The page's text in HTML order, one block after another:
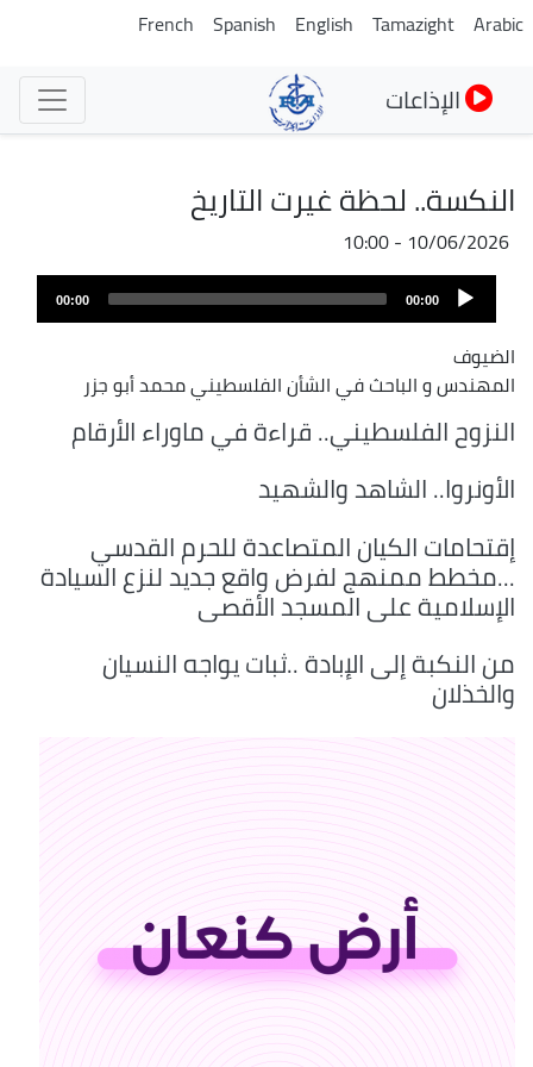
تجاوز
Arabic
Tamazight
English
Spanish
French
الإذاعات
النكسة.. لحظة غيرت التاريخ
10/06/2026 - 10:00
Audio
Player
00:00
00:00
الضيوف
المهندس و الباحث في الشأن الفلسطيني محمد أبو جزر
النزوح الفلسطيني.. قراءة في ماوراء الأرقام
الأونروا.. الشاهد والشهيد
إقتحامات الكيان المتصاعدة للحرم القدسي
...مخطط ممنهج لفرض واقع جديد لنزع السيادة
الإسلامية على المسجد الأقصى
من النكبة إلى الإبادة ..ثبات يواجه النسيان
والخذلان